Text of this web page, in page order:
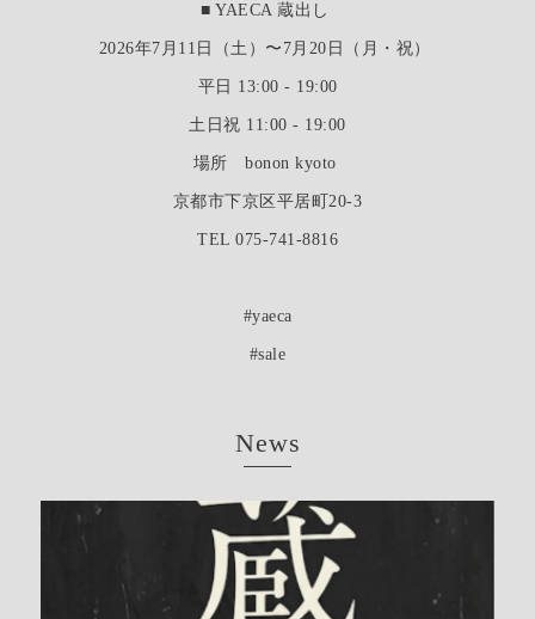
■ YAECA 蔵出し
2026年7月11日（土）〜7月20日（月・祝）
平日 13:00 - 19:00
土日祝 11:00 - 19:00
場所 bonon kyoto
京都市下京区平居町20-3
TEL 075-741-8816
#yaeca
#sale
News